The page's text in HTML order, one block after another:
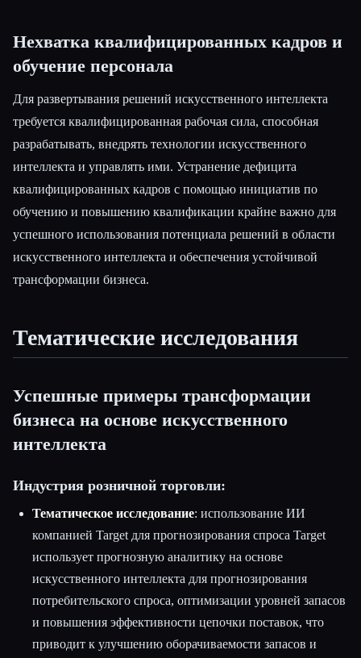
Нехватка квалифицированных кадров и
обучение персонала
Для развертывания решений искусственного интеллекта
требуется квалифицированная рабочая сила, способная
разрабатывать, внедрять технологии искусственного
интеллекта и управлять ими. Устранение дефицита
квалифицированных кадров с помощью инициатив по
обучению и повышению квалификации крайне важно для
успешного использования потенциала решений в области
искусственного интеллекта и обеспечения устойчивой
трансформации бизнеса.
Тематические исследования
Успешные примеры трансформации
бизнеса на основе искусственного
интеллекта
Индустрия розничной торговли:
Тематическое исследование: использование ИИ
компанией Target для прогнозирования спроса Target
использует прогнозную аналитику на основе
искусственного интеллекта для прогнозирования
потребительского спроса, оптимизации уровней запасов
и повышения эффективности цепочки поставок, что
приводит к улучшению оборачиваемости запасов и